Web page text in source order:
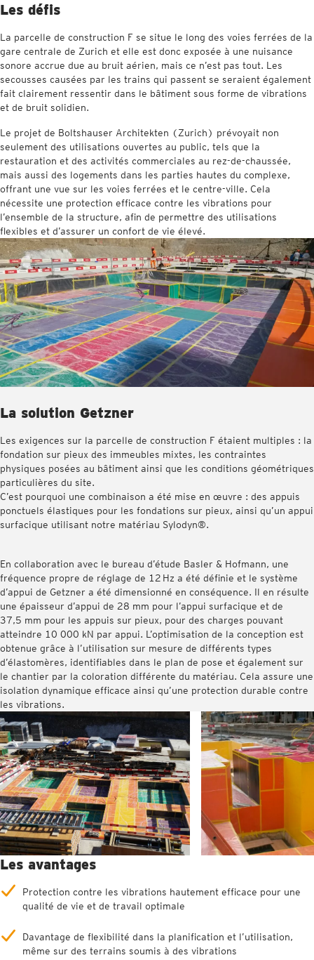
Les défis
La parcelle de construction F se situe le long des voies ferrées de la
gare centrale de Zurich et elle est donc exposée à une nuisance
sonore accrue due au bruit aérien, mais ce n’est pas tout. Les
secousses causées par les trains qui passent se seraient également
fait clairement ressentir dans le bâtiment sous forme de vibrations
et de bruit solidien.
Le projet de Boltshauser Architekten (Zurich) prévoyait non
seulement des utilisations ouvertes au public, tels que la
restauration et des activités commerciales au rez-de-chaussée,
mais aussi des logements dans les parties hautes du complexe,
offrant une vue sur les voies ferrées et le centre-ville. Cela
nécessite une protection efficace contre les vibrations pour
l’ensemble de la structure, afin de permettre des utilisations
flexibles et d’assurer un confort de vie élevé.
La solution Getzner
Les exigences sur la parcelle de construction F étaient multiples : la
fondation sur pieux des immeubles mixtes, les contraintes
physiques posées au bâtiment ainsi que les conditions géométriques
particulières du site.
C’est pourquoi une combinaison a été mise en œuvre : des appuis
ponctuels élastiques pour les fondations sur pieux, ainsi qu’un appui
surfacique utilisant notre matériau Sylodyn®.
En collaboration avec le bureau d’étude Basler & Hofmann, une
fréquence propre de réglage de 12 Hz a été définie et le système
d’appui de Getzner a été dimensionné en conséquence. Il en résulte
une épaisseur d’appui de 28 mm pour l’appui surfacique et de
37,5 mm pour les appuis sur pieux, pour des charges pouvant
atteindre 10 000 kN par appui. L’optimisation de la conception est
obtenue grâce à l’utilisation sur mesure de différents types
d’élastomères, identifiables dans le plan de pose et également sur
le chantier par la coloration différente du matériau. Cela assure une
isolation dynamique efficace ainsi qu’une protection durable contre
les vibrations.
Les avantages
Protection contre les vibrations hautement efficace pour une
qualité de vie et de travail optimale
Davantage de flexibilité dans la planification et l’utilisation,
même sur des terrains soumis à des vibrations